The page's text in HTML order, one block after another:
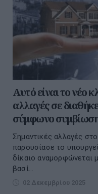
Αυτό είναι το νέο
αλλαγές σε
σύμφωνο
Σημαντικές αλλαγές
παρουσίασε το
δίκαιο αναμορφώνεται
βασί...
02 Δεκεμβρίου 2025